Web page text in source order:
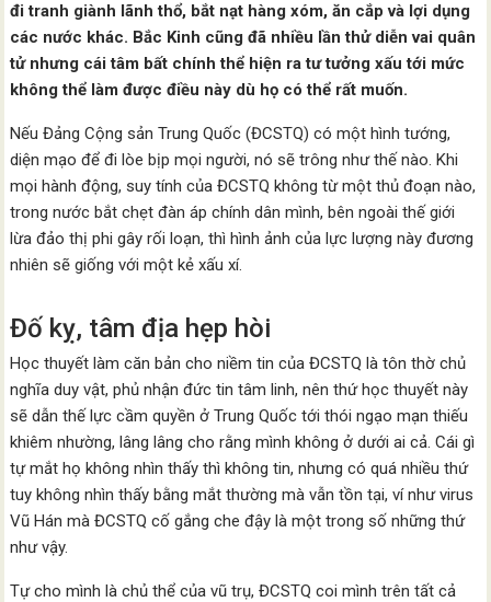
đi tranh giành lãnh thổ, bắt nạt hàng xóm, ăn cắp và lợi dụng
các nước khác. Bắc Kinh cũng đã nhiều lần thử diễn vai quân
tử nhưng cái tâm bất chính thể hiện ra tư tưởng xấu tới mức
không thể làm được điều này dù họ có thể rất muốn.
Nếu Đảng Cộng sản Trung Quốc (ĐCSTQ) có một hình tướng,
diện mạo để đi lòe bịp mọi người, nó sẽ trông như thế nào. Khi
mọi hành động, suy tính của ĐCSTQ không từ một thủ đoạn nào,
trong nước bắt chẹt đàn áp chính dân mình, bên ngoài thế giới
lừa đảo thị phi gây rối loạn, thì hình ảnh của lực lượng này đương
nhiên sẽ giống với một kẻ xấu xí.
Đố kỵ, tâm địa hẹp hòi
Học thuyết làm căn bản cho niềm tin của ĐCSTQ là tôn thờ chủ
nghĩa duy vật, phủ nhận đức tin tâm linh, nên thứ học thuyết này
sẽ dẫn thế lực cầm quyền ở Trung Quốc tới thói ngạo mạn thiếu
khiêm nhường, lâng lâng cho rằng mình không ở dưới ai cả. Cái gì
tự mắt họ không nhìn thấy thì không tin, nhưng có quá nhiều thứ
tuy không nhìn thấy bằng mắt thường mà vẫn tồn tại, ví như virus
Vũ Hán mà ĐCSTQ cố gắng che đậy là một trong số những thứ
như vậy.
Tự cho mình là chủ thể của vũ trụ, ĐCSTQ coi mình trên tất cả